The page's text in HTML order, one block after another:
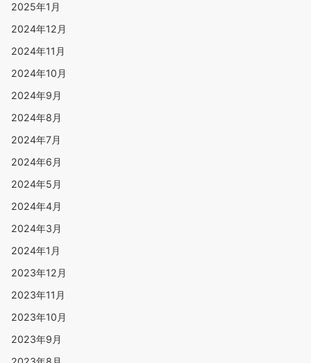
2025年1月
2024年12月
2024年11月
2024年10月
2024年9月
2024年8月
2024年7月
2024年6月
2024年5月
2024年4月
2024年3月
2024年1月
2023年12月
2023年11月
2023年10月
2023年9月